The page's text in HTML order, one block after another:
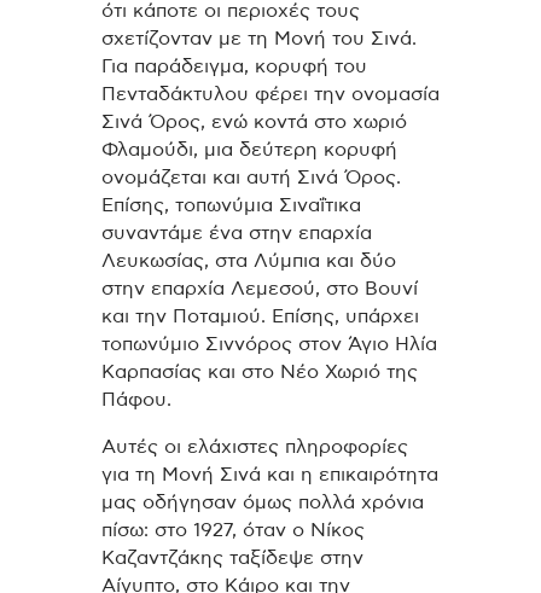
ότι κάποτε οι περιοχές τους
σχετίζονταν με τη Μονή του Σινά.
Για παράδειγμα, κορυφή του
Πενταδάκτυλου φέρει την ονομασία
Σινά Όρος, ενώ κοντά στο χωριό
Φλαμούδι, μια δεύτερη κορυφή
ονομάζεται και αυτή Σινά Όρος.
Επίσης, τοπωνύμια Σιναΐτικα
συναντάμε ένα στην επαρχία
Λευκωσίας, στα Λύμπια και δύο
στην επαρχία Λεμεσού, στο Βουνί
και την Ποταμιού. Επίσης, υπάρχει
τοπωνύμιο Σιννόρος στον Άγιο Ηλία
Καρπασίας και στο Νέο Χωριό της
Πάφου.
Αυτές οι ελάχιστες πληροφορίες
για τη Μονή Σινά και η επικαιρότητα
μας οδήγησαν όμως πολλά χρόνια
πίσω: στο 1927, όταν ο Νίκος
Καζαντζάκης ταξίδεψε στην
Αίγυπτο, στο Κάιρο και την